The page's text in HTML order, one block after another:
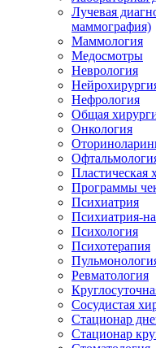
Лучевая
маммография)
Маммология
Медосмотры
Неврология
Нефрология
Общая
Онкология
Пластическая
Программы
Психиатрия
Психиатрия-
Психология
Психотерапия
Ревматология
Сосудистая
Стационар
Стационар